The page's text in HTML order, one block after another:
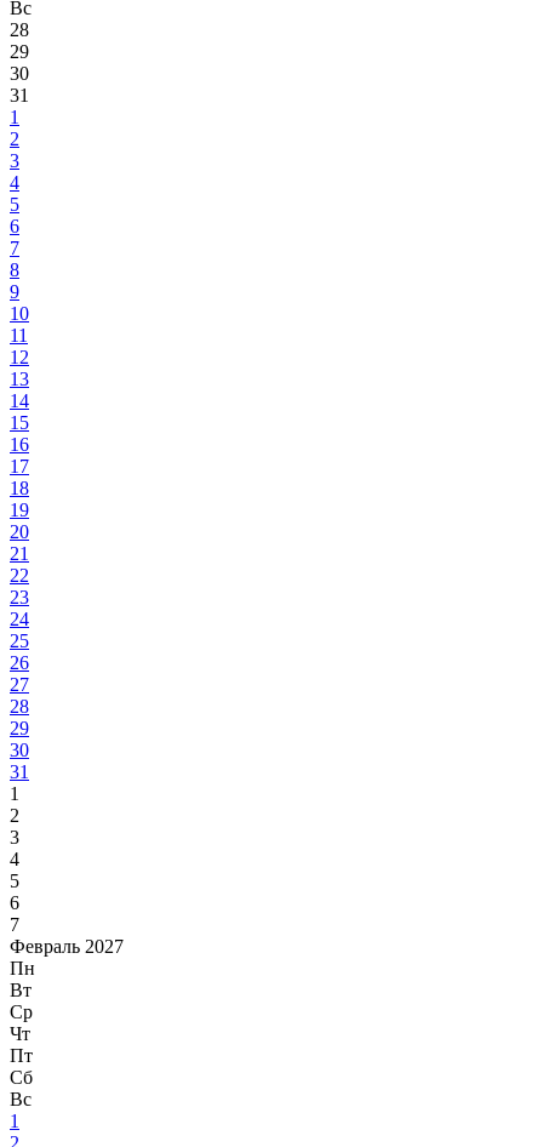
Вс
28
29
30
31
1
2
3
4
5
6
7
8
9
10
11
12
13
14
15
16
17
18
19
20
21
22
23
24
25
26
27
28
29
30
31
1
2
3
4
5
6
7
Февраль 2027
Пн
Вт
Ср
Чт
Пт
Сб
Вс
1